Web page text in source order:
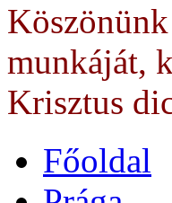
munkáját,
Krisztus
Főoldal